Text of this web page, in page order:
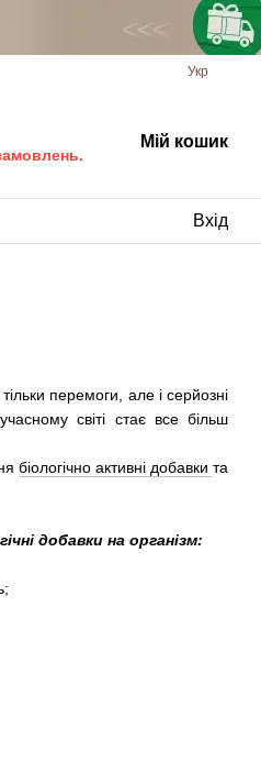
Укр
Мій кошик
Вхід
перемоги, але і серйозні
світі стає все більш
біологічно активні добавки та
добавки на організм: